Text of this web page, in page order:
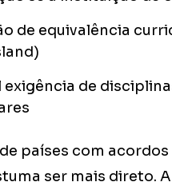
de equivalência
exigência de
países com
ser mais direto.